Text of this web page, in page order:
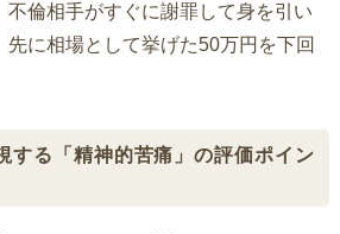
不倫相手がすぐに謝罪して身を引い
先に相場として挙げた50万円を下回
る「精神的苦痛」の評価ポイン